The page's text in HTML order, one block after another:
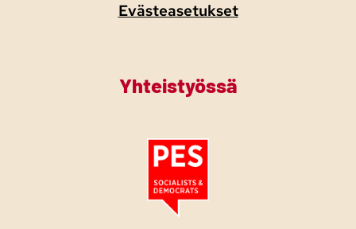
Evästeasetukset
Yhteistyössä
Tutustu PES:n periaatejulistukseen